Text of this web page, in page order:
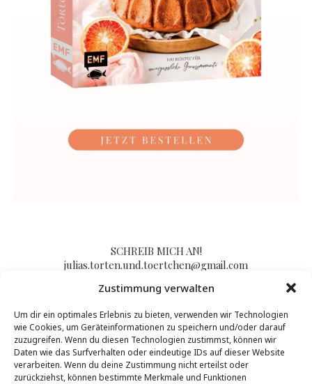
Zustimmung verwalten
Um dir ein optimales Erlebnis zu bieten, verwenden wir Technologien
wie Cookies, um Geräteinformationen zu speichern und/oder darauf
zuzugreifen. Wenn du diesen Technologien zustimmst, können wir
Daten wie das Surfverhalten oder eindeutige IDs auf dieser Website
verarbeiten. Wenn du deine Zustimmung nicht erteilst oder
zurückziehst, können bestimmte Merkmale und Funktionen
SCHREIB MICH AN!
julias.torten.und.toertchen@gmail.com
Impressum/Kontakt & Datenschutzerklärung